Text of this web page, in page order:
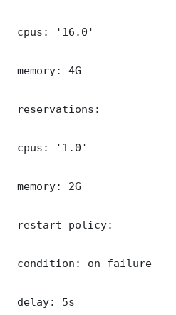
cpus: '16.0'
memory: 4G
reservations:
cpus: '1.0'
memory: 2G
restart_policy:
condition: on-failure
delay: 5s